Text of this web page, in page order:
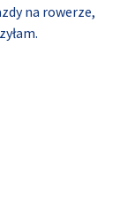
na rowerze,